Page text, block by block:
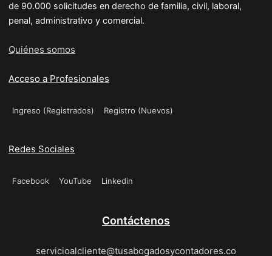
de 90.000 solicitudes en derecho de familia, civil, laboral,
penal, administrativo y comercial.
Quiénes somos
Acceso a Profesionales
Ingreso (Registrados) Registro (Nuevos)
Redes Sociales
Facebook YouTube Linkedin
Contáctenos
servicioalcliente@tusabogadosycontadores.co